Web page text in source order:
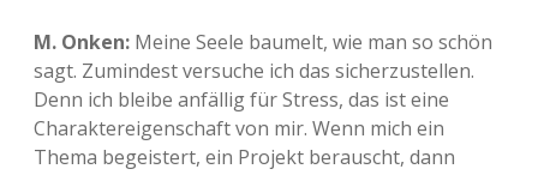
M. Onken: Meine Seele baumelt, wie man so schön
sagt. Zumindest versuche ich das sicherzustellen.
Denn ich bleibe anfällig für Stress, das ist eine
Charaktereigenschaft von mir. Wenn mich ein
Thema begeistert, ein Projekt berauscht, dann